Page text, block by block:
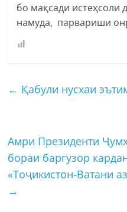
бо мақсади истеҳсоли
намуда, парвариши
← Қабули нусхаи
Амри Президенти
бораи баргузор
«Тоҷикистон-Ватани
→